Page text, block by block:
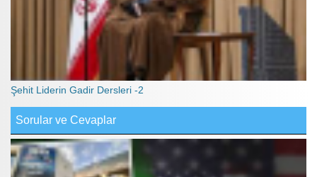
Şehit Liderin Gadir Dersleri -2
Sorular ve Cevaplar